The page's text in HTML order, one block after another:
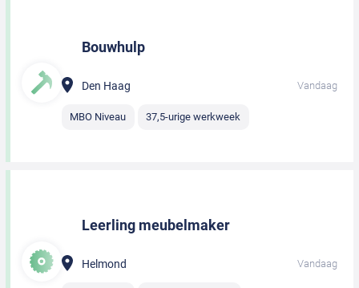
Bouwhulp
Den Haag Vandaag
MBO Niveau 37,5-urige werkweek
Leerling meubelmaker
Helmond Vandaag